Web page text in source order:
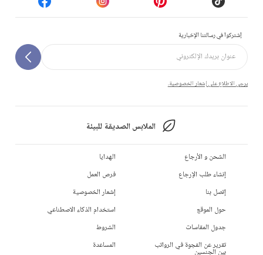
إشتركوا في رسالتنا الإخبارية
يرجى الاطلاع على إشعار الخصوصية.
الملابس الصديقة للبيئة
الشحن و الأرجاع
إنشاء طلب الإرجاع
إتصل بنا
حول الموقع
جدول المقاسات
تقرير عن الفجوة في الرواتب
بين الجنسين
الهدايا
فرص العمل
إشعار الخصوصية
استخدام الذكاء الاصطناعي
الشروط
المساعدة